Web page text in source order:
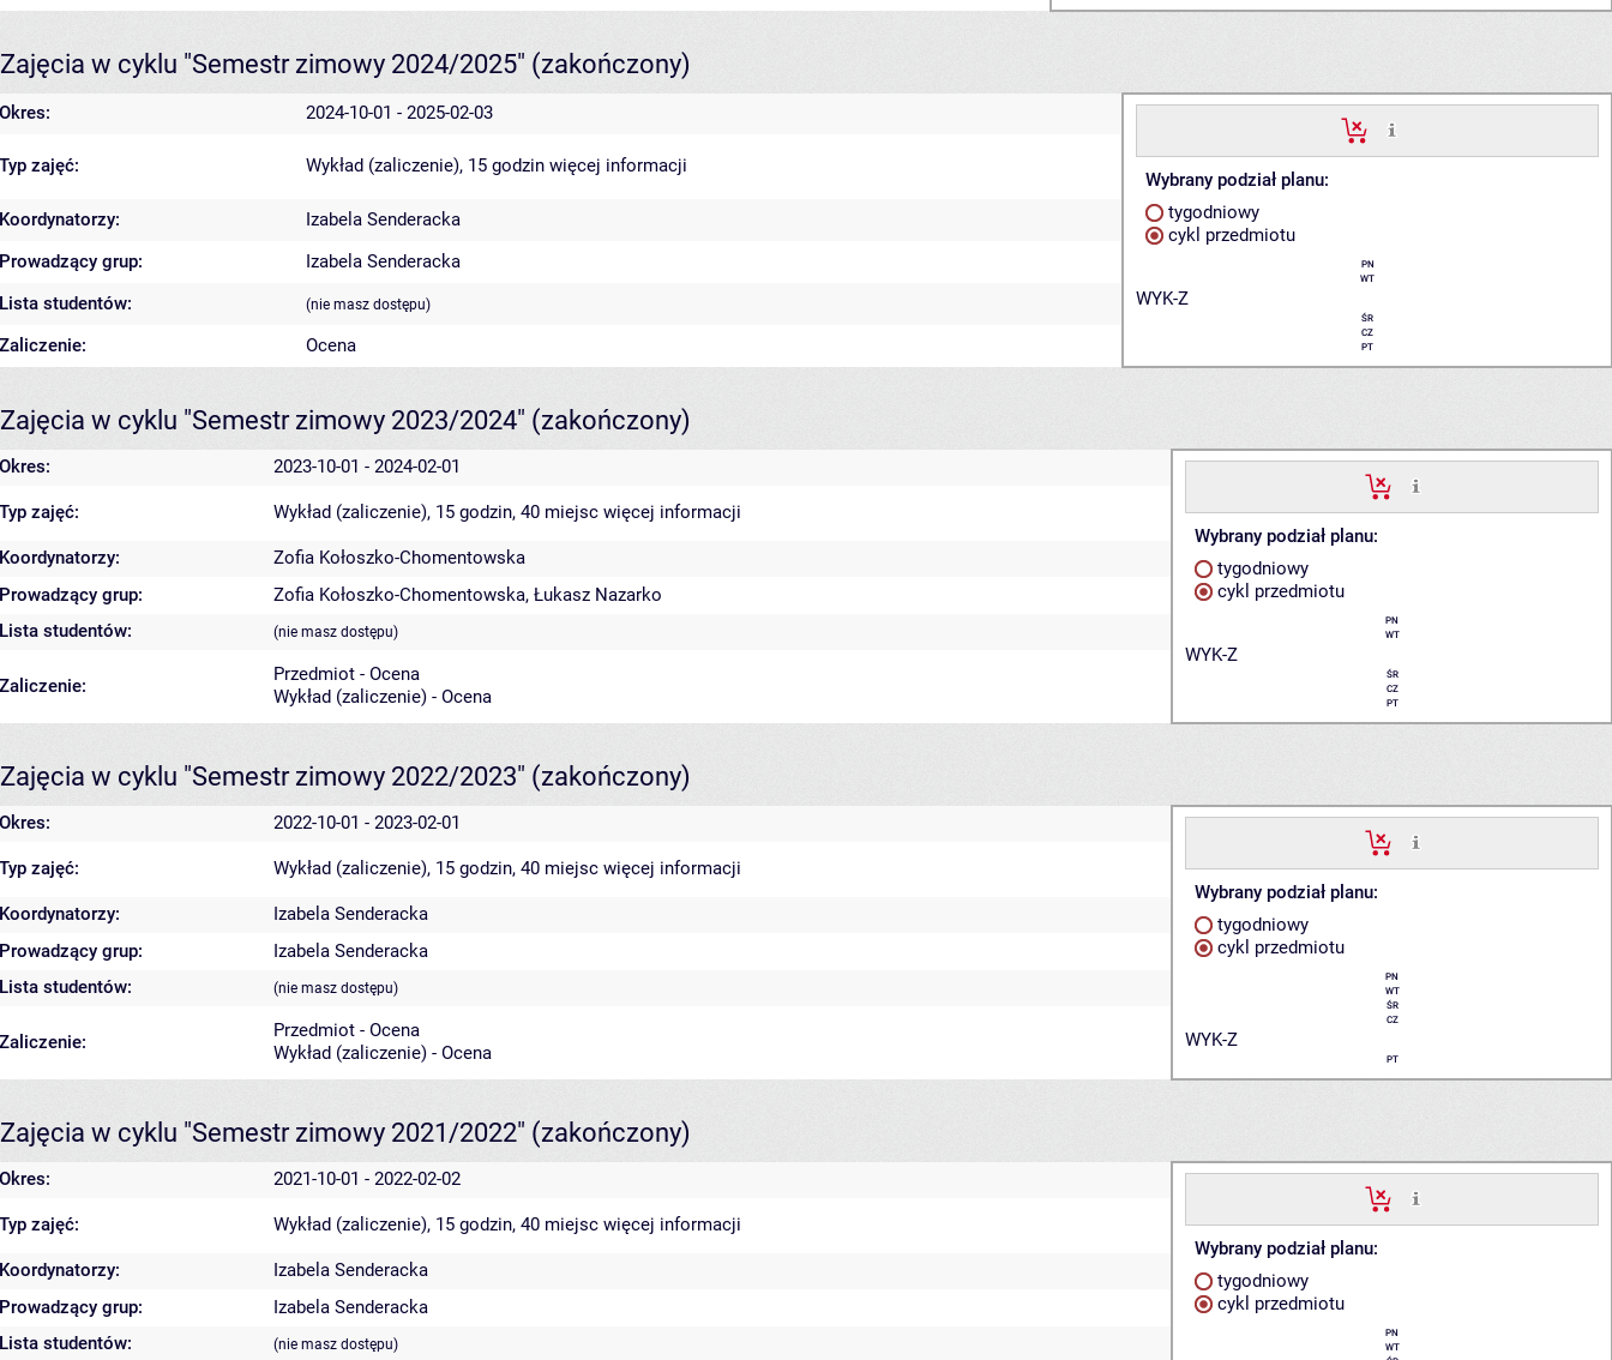
Zajęcia w cyklu "Semestr zimowy 2024/2025" (zakończony)
Okres: 2024-10-01 - 2025-02-03
Wybrany podział planu:
tygodniowy
cykl przedmiotu
PN
WT
WYK-Z
ŚR
CZ
PT
Typ zajęć: Wykład (zaliczenie), 15 godzin więcej informacji
Koordynatorzy:
Izabela Senderacka
Prowadzący grup:
Izabela Senderacka
Lista studentów:
(nie masz dostępu)
Zaliczenie: Ocena
Zajęcia w cyklu "Semestr zimowy 2023/2024" (zakończony)
Okres: 2023-10-01 - 2024-02-01
Wybrany podział planu:
tygodniowy
cykl przedmiotu
PN
WT
WYK-Z
ŚR
CZ
PT
Typ zajęć: Wykład (zaliczenie), 15 godzin, 40 miejsc więcej informacji
Koordynatorzy:
Zofia Kołoszko-Chomentowska
Prowadzący grup:
Zofia Kołoszko-Chomentowska, Łukasz Nazarko
Lista studentów:
(nie masz dostępu)
Zaliczenie:
Przedmiot - Ocena
Wykład (zaliczenie) - Ocena
Zajęcia w cyklu "Semestr zimowy 2022/2023" (zakończony)
Okres: 2022-10-01 - 2023-02-01
Wybrany podział planu:
tygodniowy
cykl przedmiotu
PN
WT
ŚR
CZ
WYK-Z
PT
Typ zajęć: Wykład (zaliczenie), 15 godzin, 40 miejsc więcej informacji
Koordynatorzy:
Izabela Senderacka
Prowadzący grup:
Izabela Senderacka
Lista studentów:
(nie masz dostępu)
Zaliczenie:
Przedmiot - Ocena
Wykład (zaliczenie) - Ocena
Zajęcia w cyklu "Semestr zimowy 2021/2022" (zakończony)
Okres: 2021-10-01 - 2022-02-02
Wybrany podział planu:
tygodniowy
cykl przedmiotu
PN
WT
Typ zajęć: Wykład (zaliczenie), 15 godzin, 40 miejsc więcej informacji
Koordynatorzy:
Izabela Senderacka
Prowadzący grup:
Izabela Senderacka
Lista studentów:
(nie masz dostępu)